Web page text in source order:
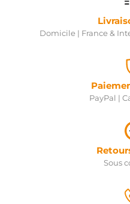
Domicile | France &
PayPal |
Sous